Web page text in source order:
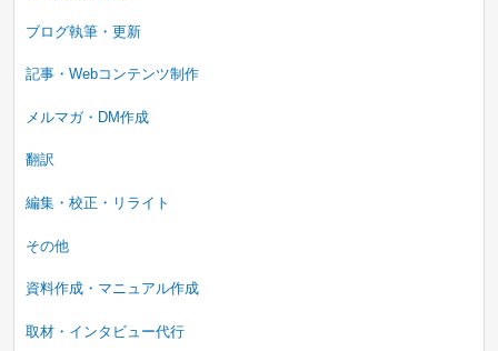
ブログ執筆・更新
記事・Webコンテンツ制作
メルマガ・DM作成
翻訳
編集・校正・リライト
その他
資料作成・マニュアル作成
取材・インタビュー代行